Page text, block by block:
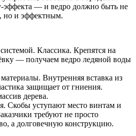
— и ведро должно быть не
но и эффектным.
Классика. Крепятся на
— получаем ведро ледяной воды
Внутренняя вставка из
защищает от гниения.
дерева.
Скобы уступают место винтам и
требуют не просто
а долговечную конструкцию.